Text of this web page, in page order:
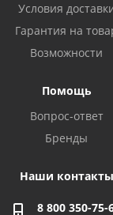
Условия
Гарантия на
Возможности
Помощь
Вопрос-ответ
Бренды
Наши контакты
8 800 350-75-